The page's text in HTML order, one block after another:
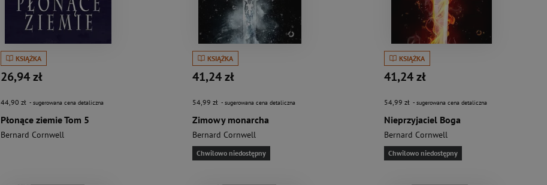
KSIĄŻKA
26,94 zł
44,90 zł - sugerowana cena detaliczna
Płonące ziemie Tom 5
Bernard Cornwell
KSIĄŻKA
41,24 zł
54,99 zł - sugerowana cena detaliczna
Zimowy monarcha
Bernard Cornwell
Chwilowo niedostępny
KSIĄŻKA
41,24 zł
54,99 zł - sugerowana cena detaliczna
Nieprzyjaciel Boga
Bernard Cornwell
Chwilowo niedostępny